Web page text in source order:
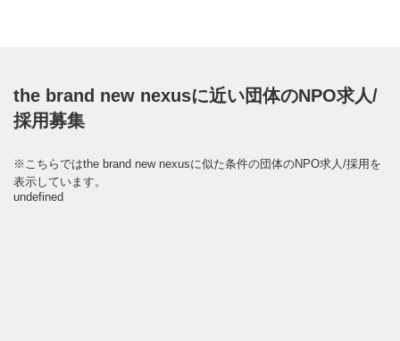
the brand new nexusに近い団体のNPO求人/
採用募集
※こちらではthe brand new nexusに似た条件の団体のNPO求人/採用を
表示しています。
undefined